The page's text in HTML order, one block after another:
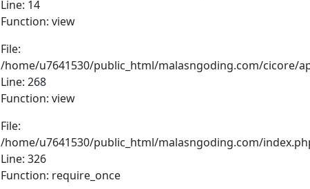
Line: 14
Function: view
File:
/home/u7641530/public_html/malasngoding.com/cicore/
Line: 268
Function: view
File:
/home/u7641530/public_html/malasngoding.com/
Line: 326
Function: require_once